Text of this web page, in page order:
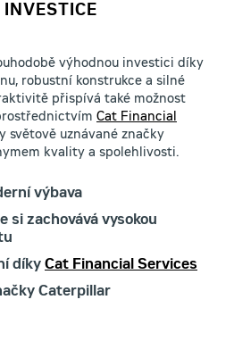
výhodnou investici díky
robustní konstrukce a silné
přispívá také možnost
Cat Financial
světově uznávané značky
kvality a spolehlivosti.
výbava
si zachovává vysokou
díky Cat Financial Services
Caterpillar